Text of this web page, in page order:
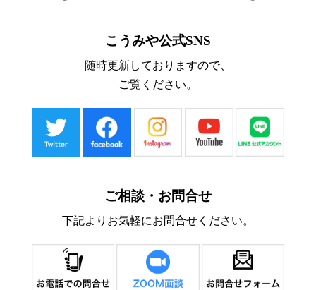
こうみや公式SNS
随時更新しておりますので、
ご覧ください。
ご相談・お問合せ
下記よりお気軽にお問合せください。